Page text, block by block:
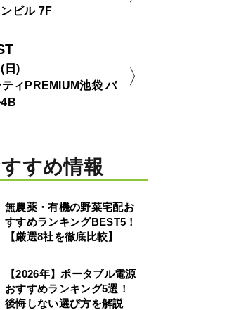
ビル 7F
日)
ィPREMIUM池袋 バ
すめ情報
無農薬・有機の野菜宅配お
すすめランキングBEST5！
【厳選8社を徹底比較】
【2026年】ポータブル電源
おすすめランキング5選！
後悔しない選び方を解説